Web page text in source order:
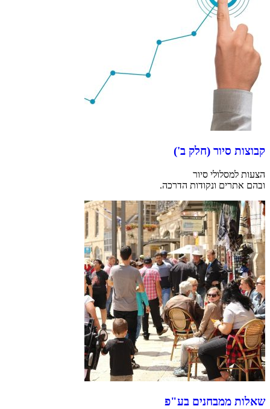
קבוצות סיור (חלק ב')
הצעות למסלולי סיור
ובהם אתרים ונקודות הדרכה.
שאלות ממבחנים בע"פ